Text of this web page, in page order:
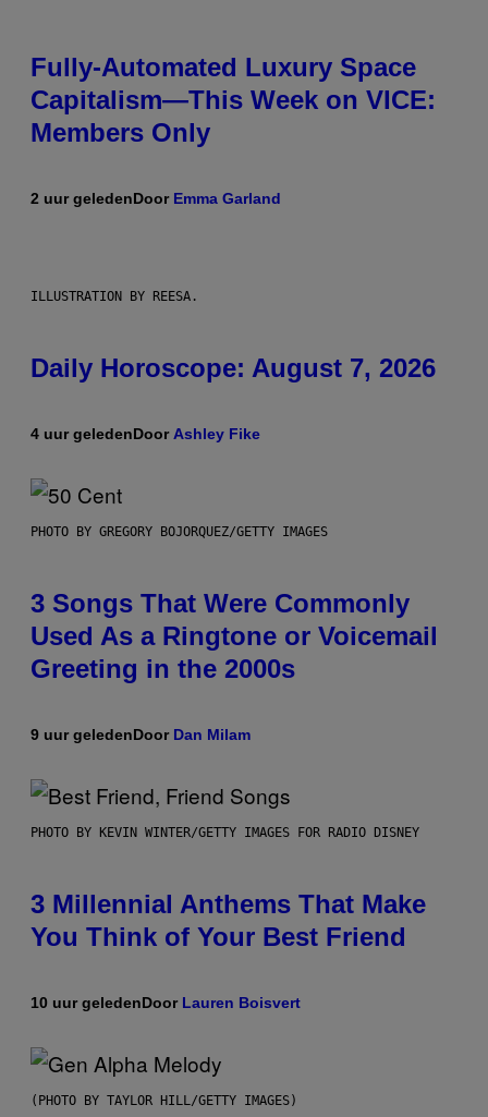
Fully-Automated Luxury Space
Capitalism—This Week on VICE:
Members Only
2 uur geledenDoor Emma Garland
ILLUSTRATION BY REESA.
Daily Horoscope: August 7, 2026
4 uur geledenDoorAshley Fike
PHOTO BY GREGORY BOJORQUEZ/GETTY IMAGES
3 Songs That Were Commonly
Used As a Ringtone or Voicemail
Greeting in the 2000s
9 uur geledenDoor Dan Milam
PHOTO BY KEVIN WINTER/GETTY IMAGES FOR RADIO DISNEY
3 Millennial Anthems That Make
You Think of Your Best Friend
10 uur geledenDoor Lauren Boisvert
(PHOTO BY TAYLOR HILL/GETTY IMAGES)